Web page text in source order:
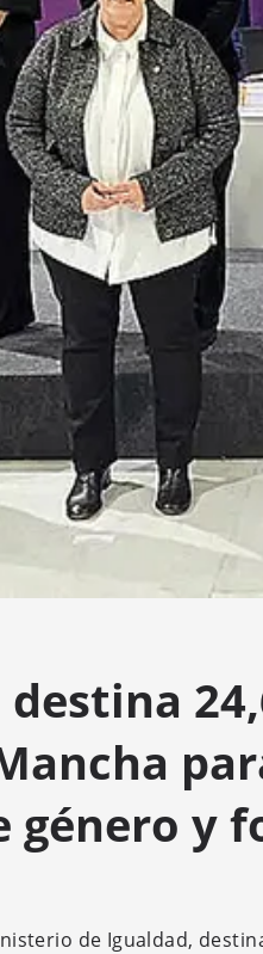
destina
género y
de Igualdad,